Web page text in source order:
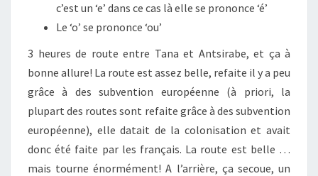
c’est un ‘e’ dans ce cas là elle se prononce ‘é’
Le ‘o’ se prononce ‘ou’
3 heures de route entre Tana et Antsirabe, et ça à
bonne allure! La route est assez belle, refaite il y a peu
grâce à des subvention européenne (à priori, la
plupart des routes sont refaite grâce à des subvention
européenne), elle datait de la colonisation et avait
donc été faite par les français. La route est belle …
mais tourne énormément! A l’arrière, ça secoue, un